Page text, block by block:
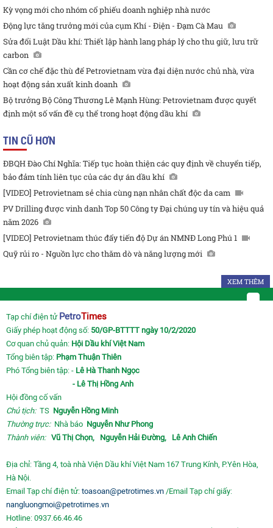
Kỳ vọng mới cho nhóm cổ phiếu doanh nghiệp nhà nước
Động lực tăng trưởng mới của cụm Khí - Điện - Đạm Cà Mau
Sửa đổi Luật Dầu khí: Thiết lập hành lang pháp lý cho thu giữ, lưu trữ
carbon
Cần cơ chế đặc thù để Petrovietnam vừa đại diện nước chủ nhà, vừa
hoạt động sản xuất kinh doanh
Bộ trưởng Bộ Công Thương Lê Mạnh Hùng: Petrovietnam được quyết
định một số vấn đề cụ thể trong hoạt động dầu khí
TIN CŨ HƠN
ĐBQH Đào Chí Nghĩa: Tiếp tục hoàn thiện các quy định về chuyển tiếp,
bảo đảm tính liên tục của các dự án dầu khí
[VIDEO] Petrovietnam sẻ chia cùng nạn nhân chất độc da cam
PV Drilling được vinh danh Top 50 Công ty Đại chúng uy tín và hiệu quả
năm 2026
[VIDEO] Petrovietnam thúc đẩy tiến độ Dự án NMNĐ Long Phú 1
Quỹ rủi ro - Nguồn lực cho thăm dò và năng lượng mới
XEM THÊM
Tạp chí điện tử PetroTimes
Giấy phép hoạt động số: 50/GP-BTTTT ngày 10/2/2020
Cơ quan chủ quản: Hội Dầu khí Việt Nam
Tổng biên tập: Phạm Thuận Thiên
Phó Tổng biên tập: - Lê Hà Thanh Ngọc
- Lê Thị Hồng Anh
Hội đồng cố vấn
Chủ tịch:TS Nguyễn Hồng Minh
Thường trực: Nhà báo Nguyễn Như Phong
Thành viên: Vũ Thị Chọn, Nguyễn Hải Đường, Lê Anh Chiến
Địa chỉ: Tầng 4, toà nhà Viện Dầu khí Việt Nam 167 Trung Kính, P.Yên Hòa,
Hà Nội.
Email Tạp chí điện tử: toasoan@petrotimes.vn /Email Tạp chí giấy:
nangluongmoi@petrotimes.vn
Hotline: 0937.66.46.46